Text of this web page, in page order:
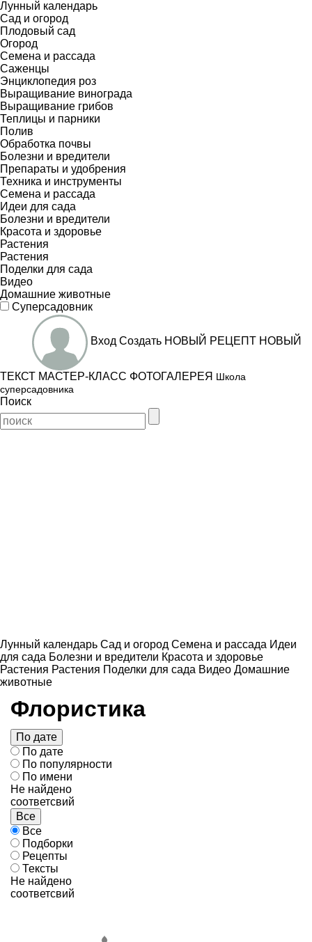
Лунный календарь
Сад и огород
Плодовый сад
Огород
Семена и рассада
Саженцы
Энциклопедия роз
Выращивание винограда
Выращивание грибов
Теплицы и парники
Полив
Обработка почвы
Болезни и вредители
Препараты и удобрения
Техника и инструменты
Семена и рассада
Идеи для сада
Болезни и вредители
Красота и здоровье
Растения
Растения
Поделки для сада
Видео
Домашние животные
Суперсадовник
Вход Создать НОВЫЙ РЕЦЕПТ НОВЫЙ
ТЕКСТ МАСТЕР-КЛАСС ФОТОГАЛЕРЕЯ Школа
суперсадовника
Поиск
Лунный календарь Сад и огород Семена и рассада Идеи
для сада Болезни и вредители Красота и здоровье
Растения Растения Поделки для сада Видео Домашние
животные
Флористика
По дате
По дате
По популярности
По имени
Не найдено
соответсвий
Все
Все
Подборки
Рецепты
Тексты
Не найдено
соответсвий